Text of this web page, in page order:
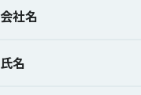
会社名
氏名